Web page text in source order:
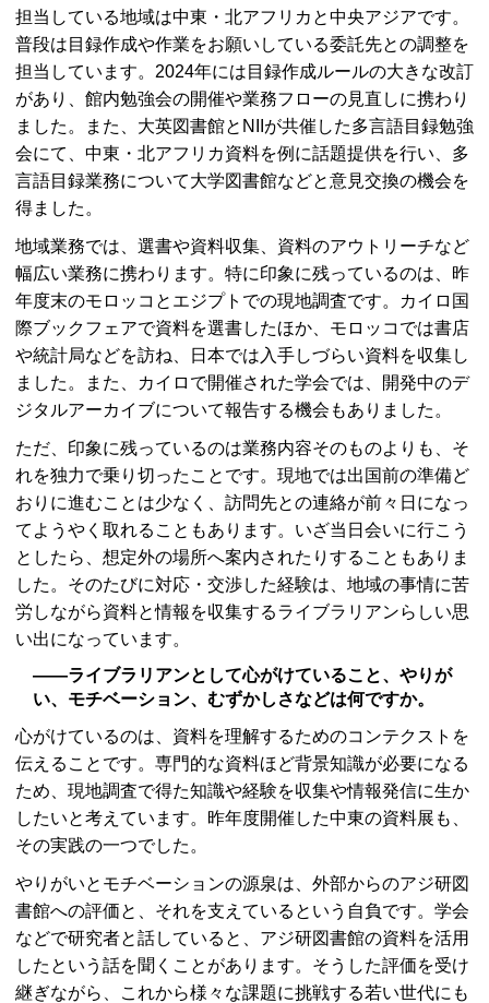
担当している地域は中東・北アフリカと中央アジアです。
普段は目録作成や作業をお願いしている委託先との調整を
担当しています。2024年には目録作成ルールの大きな改訂
があり、館内勉強会の開催や業務フローの見直しに携わり
ました。また、大英図書館と NII が共催した多言語目録勉強
会にて、中東・北アフリカ資料を例に話題提供を行い、多
言語目録業務について大学図書館などと意見交換の機会を
得ました。
地域業務では、選書や資料収集、資料のアウトリーチなど
幅広い業務に携わります。特に印象に残っているのは、昨
年度末のモロッコとエジプトでの現地調査です。カイロ国
際ブックフェアで資料を選書したほか、モロッコでは書店
や統計局などを訪ね、日本では入手しづらい資料を収集し
ました。また、カイロで開催された学会では、開発中のデ
ジタルアーカイブについて報告する機会もありました。
ただ、印象に残っているのは業務内容そのものよりも、そ
れを独力で乗り切ったことです。現地では出国前の準備ど
おりに進むことは少なく、訪問先との連絡が前々日になっ
てようやく取れることもあります。いざ当日会いに行こう
としたら、想定外の場所へ案内されたりすることもありま
した。そのたびに対応・交渉した経験は、地域の事情に苦
労しながら資料と情報を収集するライブラリアンらしい思
い出になっています。
――ライブラリアンとして心がけていること、やりが
い、モチベーション、むずかしさなどは何ですか。
心がけているのは、資料を理解するためのコンテクストを
伝えることです。専門的な資料ほど背景知識が必要になる
ため、現地調査で得た知識や経験を収集や情報発信に生か
したいと考えています。昨年度開催した中東の資料展も、
その実践の一つでした。
やりがいとモチベーションの源泉は、外部からのアジ研図
書館への評価と、それを支えているという自負です。学会
などで研究者と話していると、アジ研図書館の資料を活用
したという話を聞くことがあります。そうした評価を受け
継ぎながら、これから様々な課題に挑戦する若い世代にも